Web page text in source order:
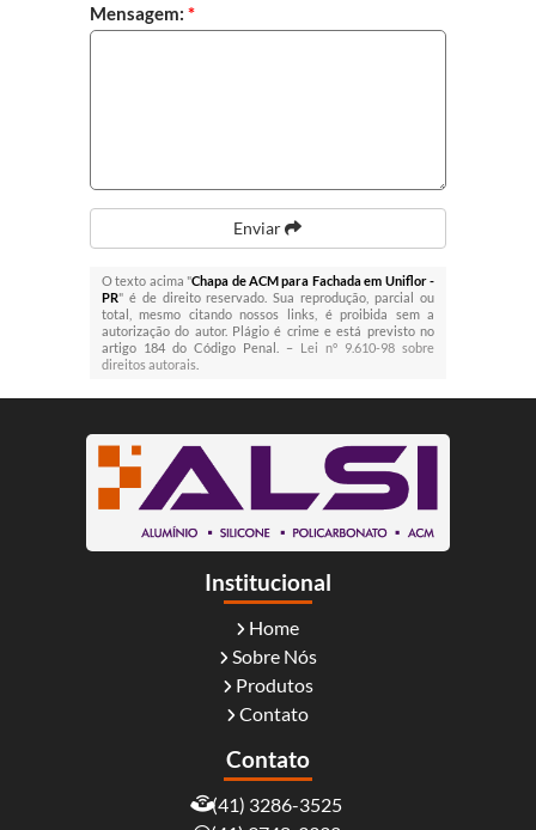
Mensagem: *
Enviar
O texto acima "Chapa de ACM para Fachada em Uniflor -
PR" é de direito reservado. Sua reprodução, parcial ou
total, mesmo citando nossos links, é proibida sem a
autorização do autor. Plágio é crime e está previsto no
artigo 184 do Código Penal. – Lei n° 9.610-98 sobre
direitos autorais.
Institucional
Home
Sobre Nós
Produtos
Contato
Contato
(41) 3286-3525